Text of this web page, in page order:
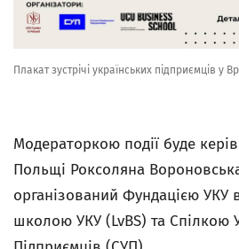
Плакат зустрічі українських підприємців у
Модераторкою події буде
Польщі Роксоляна
організований Фундацією УКУ
школою УКУ (LvBS) та Спілкою